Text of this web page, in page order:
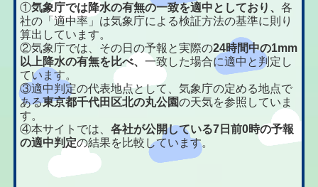
①気象庁では降水の有無の一致を適中としており、各
社の「適中率」は気象庁による検証方法の基準に則り
算出しています。
②気象庁では、その日の予報と実際の24時間中の1mm
以上降水の有無を比べ、一致した場合に適中と判定し
ています。
③適中判定の代表地点として、気象庁の定める地点で
ある東京都千代田区北の丸公園の天気を参照していま
す。
④本サイトでは、各社が公開している7日前0時の予報
の適中判定の結果を比較しています。